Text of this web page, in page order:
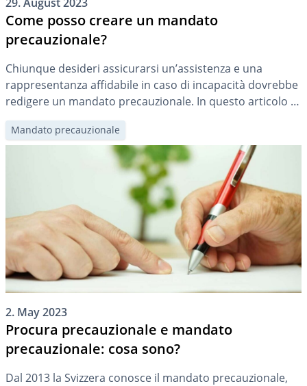
Come posso creare un mandato
precauzionale?
Chiunque desideri assicurarsi un’assistenza e una
rappresentanza affidabile in caso di incapacità dovrebbe
redigere un mandato precauzionale. In questo articolo vi
mostriamo come creare facilmente il vostro mandato
precauzionale su DeinAdieu.
Mandato precauzionale
2. May 2023
Procura precauzionale e mandato
precauzionale: cosa sono?
Dal 2013 la Svizzera conosce il mandato precauzionale,